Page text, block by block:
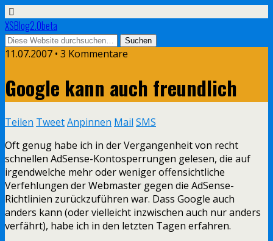
XSBlog2.0beta
11.07.2007 • 3 Kommentare
Google kann auch freundlich
Teilen TweetAnpinnen Mail SMS
Oft genug habe ich in der Vergangenheit von recht
schnellen AdSense-Kontosperrungen gelesen, die auf
irgendwelche mehr oder weniger offensichtliche
Verfehlungen der Webmaster gegen die AdSense-
Richtlinien zurückzuführen war. Dass Google auch
anders kann (oder vielleicht inzwischen auch nur anders
verfährt), habe ich in den letzten Tagen erfahren.